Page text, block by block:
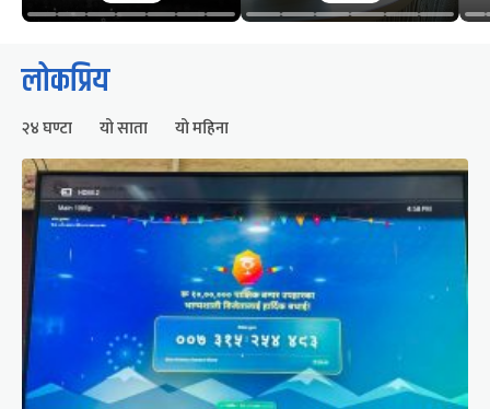
लोकप्रिय
२४ घण्टा यो साता यो महिना